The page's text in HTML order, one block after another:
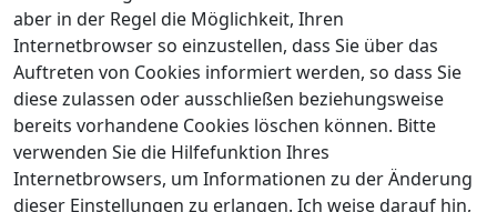
aber in der Regel die Möglichkeit, Ihren
Internetbrowser so einzustellen, dass Sie über das
Auftreten von Cookies informiert werden, so dass Sie
diese zulassen oder ausschließen beziehungsweise
bereits vorhandene Cookies löschen können. Bitte
verwenden Sie die Hilfefunktion Ihres
Internetbrowsers, um Informationen zu der Änderung
dieser Einstellungen zu erlangen. Ich weise darauf hin,